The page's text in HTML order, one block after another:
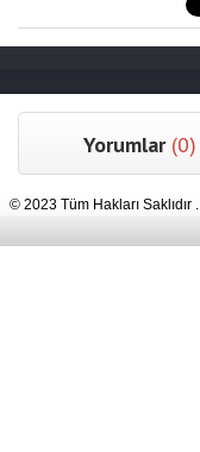
Yorumlar (0)
© 2023 Tüm Hakları Saklıdır .